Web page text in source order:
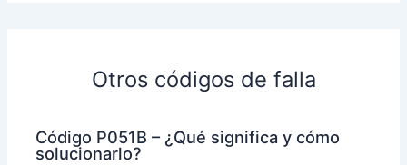
Otros códigos de falla
Código P051B – ¿Qué significa y cómo
solucionarlo?